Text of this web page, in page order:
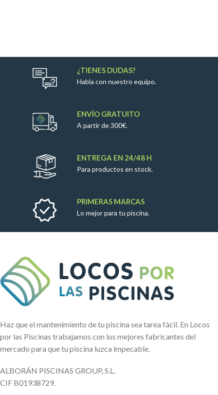
¿TIENES DUDAS?
Habla con nuestro equipo.
ENVÍO GRATUITO
A partir de 300€.
ENTREGA EN 24/48 H
Para productos en stock.
PRIMERAS MARCAS
Lo mejor para tu piscina.
Haz que el mantenimiento de tu piscina sea tarea fácil. En Locos
por las Piscinas trabajamos con los mejores fabricantes del
mercado para que tu piscina luzca impecable.
ALBORÁN PISCINAS GROUP, S.L.
CIF B01938729.